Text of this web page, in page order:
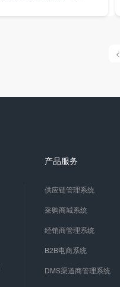
<
产品服务
供应链管理系统
采购商城系统
经销商管理系统
B2B电商系统
DMS渠道商管理系统